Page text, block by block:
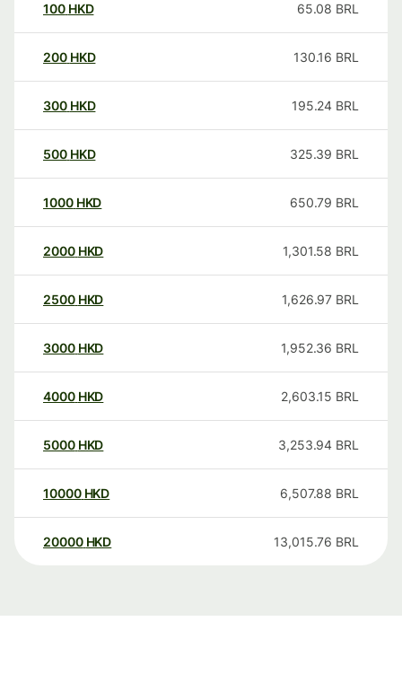
100 HKD 65.08 BRL
200 HKD 130.16 BRL
300 HKD 195.24 BRL
500 HKD 325.39 BRL
1000 HKD 650.79 BRL
2000 HKD 1,301.58 BRL
2500 HKD 1,626.97 BRL
3000 HKD 1,952.36 BRL
4000 HKD 2,603.15 BRL
5000 HKD 3,253.94 BRL
10000 HKD 6,507.88 BRL
20000 HKD 13,015.76 BRL